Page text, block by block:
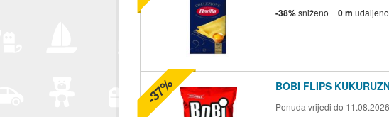
-38%sniženo 0 m udaljeno
BOBI FLIPS
Ponuda vrijedi do
-37%